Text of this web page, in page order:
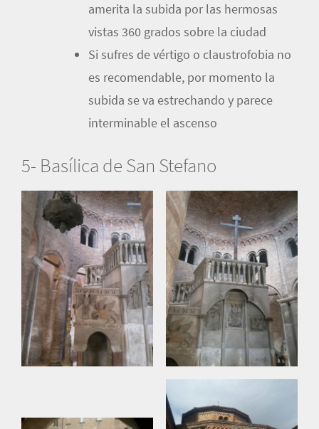
amerita la subida por las hermosas
vistas 360 grados sobre la ciudad
Si sufres de vértigo o claustrofobia no
es recomendable, por momento la
subida se va estrechando y parece
interminable el ascenso
5- Basílica de San Stefano